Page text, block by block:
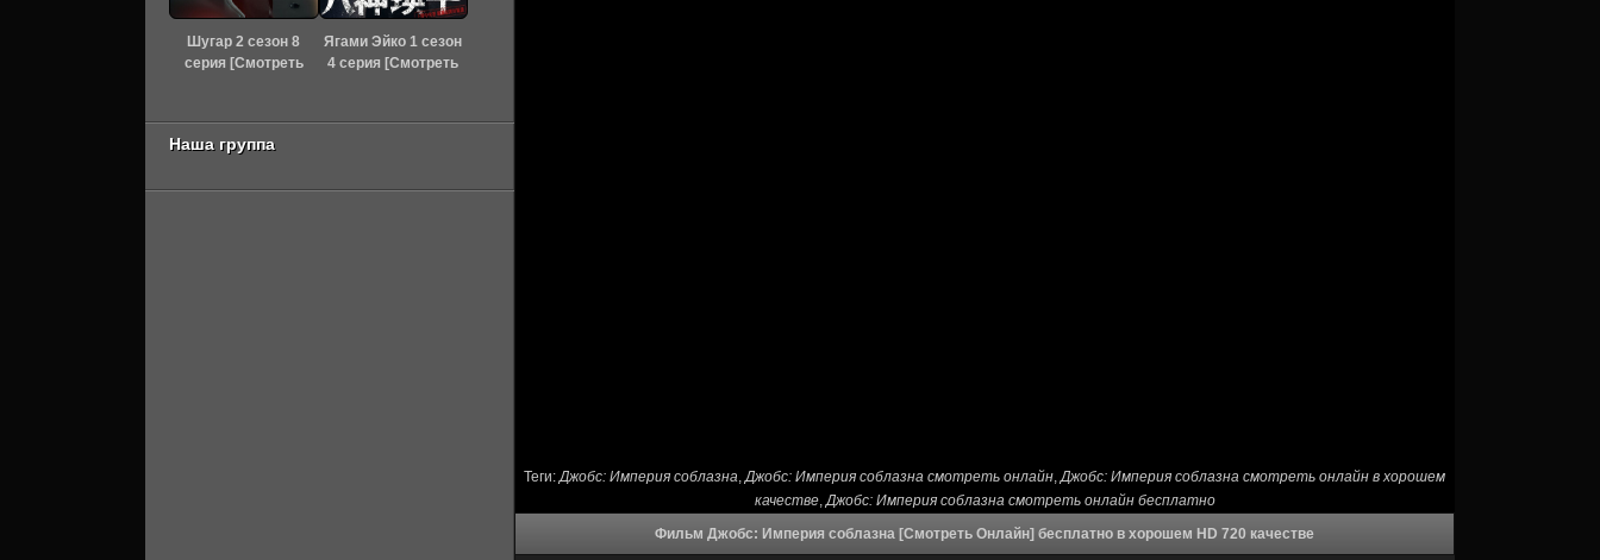
Теги: Джобс: Империя соблазна Джобс: Империя соблазна смотреть онлайн Джобс: Империя соблазна смотреть онлайн в хорошем
качестве, Джобс: Империя соблазна смотреть онлайн бесплатно
Фильм Джобс: Империя соблазна [Смотреть Онлайн] бесплатно в хорошем HD 720 качестве
Шугар 2 сезон 8
серия [Смотреть
Ягами Эйко 1 сезон
4 серия [Смотреть
Наша группа